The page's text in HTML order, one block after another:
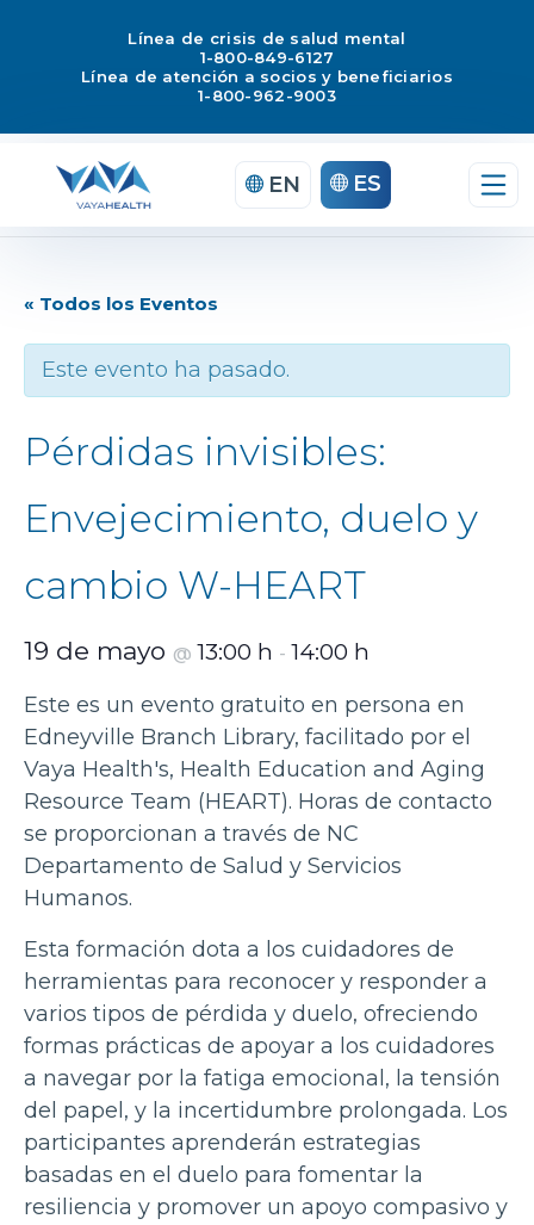
Línea de crisis de salud mental
1-800-849-6127
Línea de atención a socios y beneficiarios
1-800-962-9003
EN ES
« Todos los Eventos
Este evento ha pasado.
Pérdidas invisibles:
Envejecimiento, duelo y
cambio W-HEART
19 de mayo @ 13:00 h - 14:00 h
Este es un evento gratuito en persona en
Edneyville Branch Library, facilitado por el
Vaya Health's, Health Education and Aging
Resource Team (HEART). Horas de contacto
se proporcionan a través de NC
Departamento de Salud y Servicios
Humanos.
Esta formación dota a los cuidadores de
herramientas para reconocer y responder a
varios tipos de pérdida y duelo, ofreciendo
formas prácticas de apoyar a los cuidadores
a navegar por la fatiga emocional, la tensión
del papel, y la incertidumbre prolongada. Los
participantes aprenderán estrategias
basadas en el duelo para fomentar la
resiliencia y promover un apoyo compasivo y